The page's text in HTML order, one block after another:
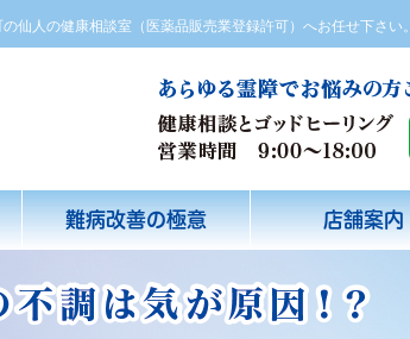
仙人の健康相談室（医薬品販売業登録許可）へお任せ下さい。
難病改善の極意 店舗案内